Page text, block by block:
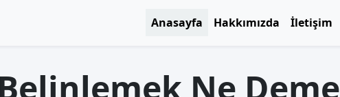
Anasayfa Hakkımızda İletişim
Belinlemek Ne